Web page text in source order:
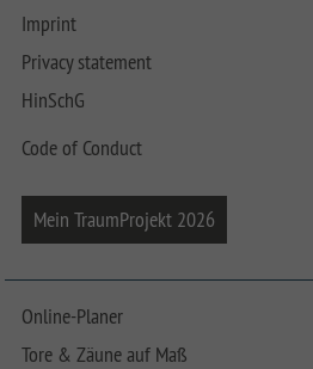
Imprint
Privacy statement
HinSchG
Code of Conduct
Mein TraumProjekt 2026
Online-Planer
Tore & Zäune auf Maß